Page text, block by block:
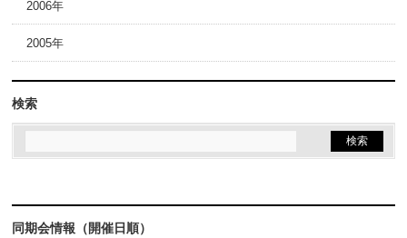
2006年
2005年
検索
同期会情報（開催日順）